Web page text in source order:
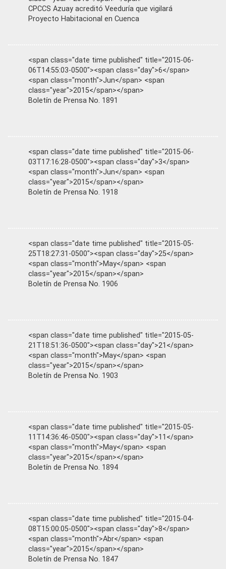
CPCCS Azuay acreditó Veeduría que vigilará
Proyecto Habitacional en Cuenca
<span class="date time published" title="2015-06-
06T14:55:03-0500"><span class="day">6</span>
<span class="month">Jun</span> <span
class="year">2015</span></span>
Boletín de Prensa No. 1891
<span class="date time published" title="2015-06-
03T17:16:28-0500"><span class="day">3</span>
<span class="month">Jun</span> <span
class="year">2015</span></span>
Boletín de Prensa No. 1918
<span class="date time published" title="2015-05-
25T18:27:31-0500"><span class="day">25</span>
<span class="month">May</span> <span
class="year">2015</span></span>
Boletín de Prensa No. 1906
<span class="date time published" title="2015-05-
21T18:51:36-0500"><span class="day">21</span>
<span class="month">May</span> <span
class="year">2015</span></span>
Boletín de Prensa No. 1903
<span class="date time published" title="2015-05-
11T14:36:46-0500"><span class="day">11</span>
<span class="month">May</span> <span
class="year">2015</span></span>
Boletín de Prensa No. 1894
<span class="date time published" title="2015-04-
08T15:00:05-0500"><span class="day">8</span>
<span class="month">Abr</span> <span
class="year">2015</span></span>
Boletín de Prensa No. 1847